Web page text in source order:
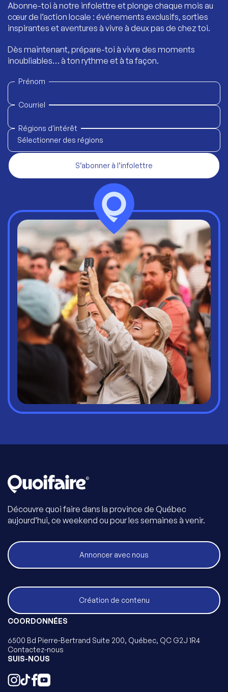
Abonne-toi à notre infolettre et plonge chaque mois au
cœur de l’action locale : événements exclusifs, sorties
inspirantes et aventures à vivre à deux pas de chez toi.
Dès maintenant, prépare-toi à vivre des moments
inoubliables… à ton rythme et à ta façon.
Prénom
Courriel
Régions d'intérêt
Sélectionner des régions
S’abonner à l’infolettre
Découvre quoi faire dans la province de Québec
aujourd’hui, ce weekend ou pour les semaines à venir.
Annoncer avec nous
Création de contenu
COORDONNÉES
6500 Bd Pierre-Bertrand Suite 200, Québec, QC G2J 1R4
Contactez-nous
SUIS-NOUS